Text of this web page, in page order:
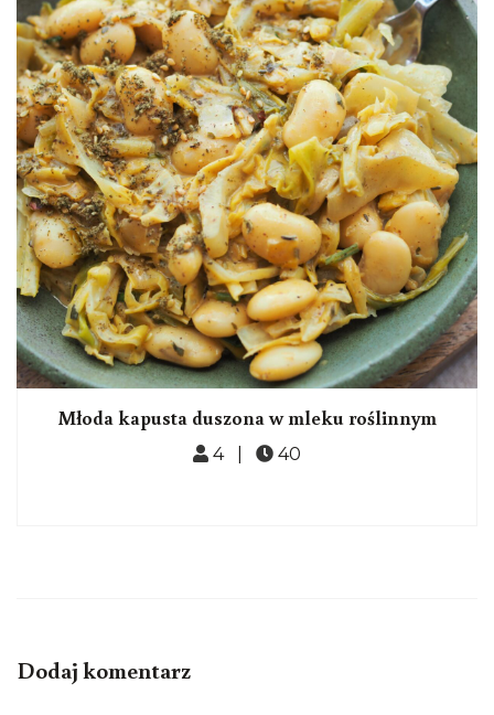
Młoda kapusta duszona w mleku roślinnym
4 | 40
Dodaj komentarz